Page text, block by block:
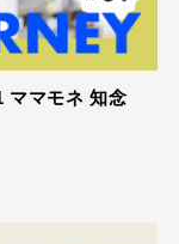
ママモネ 知念